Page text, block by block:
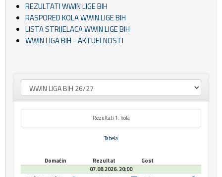
REZULTATI WWIN LIGE BIH
RASPORED KOLA WWIN LIGE BIH
LISTA STRIJELACA WWIN LIGE BIH
WWIN LIGA BIH - AKTUELNOSTI
Rezultati 1. kola
Tabela
Domaćin Rezultat
Gost
07.08.2026. 20:00